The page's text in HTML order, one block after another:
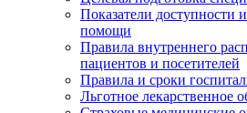
Показатели доступности
помощи
Правила внутреннего
пациентов и посетителей
Правила и сроки
Льготное лекарственное